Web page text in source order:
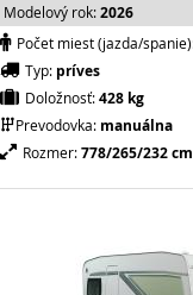
Modelový rok:2026
Počet miest (jazda/
Typ: príves
Doložnosť:428 kg
Prevodovka: manuálna
Rozmer:778/265/232 cm